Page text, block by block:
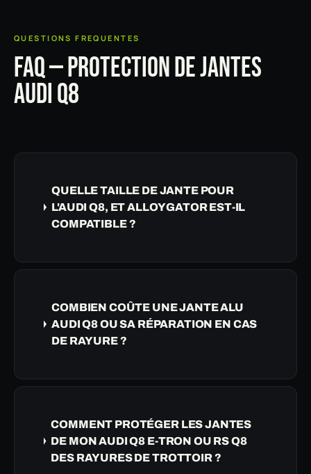
QUESTIONS FREQUENTES
FAQ — PROTECTION DE JANTES
AUDI Q8
QUELLE TAILLE DE JANTE POUR
L'AUDI Q8, ET ALLOYGATOR EST-IL
COMPATIBLE ?
COMBIEN COÛTE UNE JANTE ALU
AUDI Q8 OU SA RÉPARATION EN CAS
DE RAYURE ?
COMMENT PROTÉGER LES JANTES
DE MON AUDI Q8 E-TRON OU RS Q8
DES RAYURES DE TROTTOIR ?